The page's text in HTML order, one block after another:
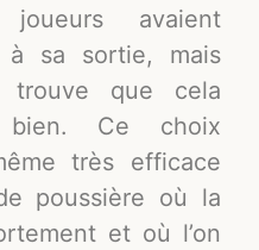
joueurs avaient
sa sortie, mais
trouve que cela
bien. Ce choix
très efficace
poussière où la
et où l’on